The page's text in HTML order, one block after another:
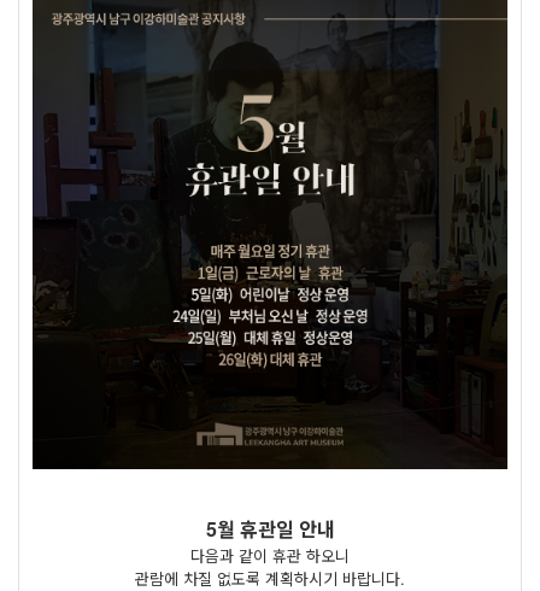
5월 휴관일 안내
다음과 같이 휴관 하오니
관람에 차질 없도록 계획하시기 바랍니다.